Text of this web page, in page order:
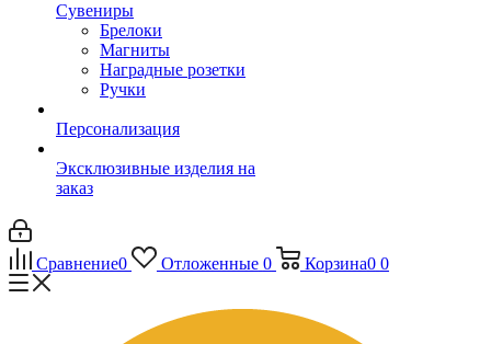
Сувениры
Брелоки
Магниты
Наградные розетки
Ручки
Персонализация
Эксклюзивные изделия на
заказ
Сравнение0 Отложенные 0 Корзина0 0